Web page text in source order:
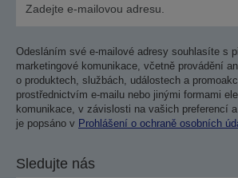
Odesláním své e-mailové adresy souhlasíte s
marketingové komunikace, včetně provádění
o produktech, službách, událostech a
prostřednictvím e-mailu nebo jinými formami
komunikace, v závislosti na vašich preferencí
je popsáno v Prohlášení o ochraně osobních
Sledujte nás